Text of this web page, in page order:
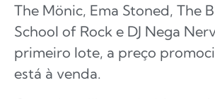
The Mönic, Ema Stoned, The
School of Rock e DJ Nega
primeiro lote, a preço
está à venda.